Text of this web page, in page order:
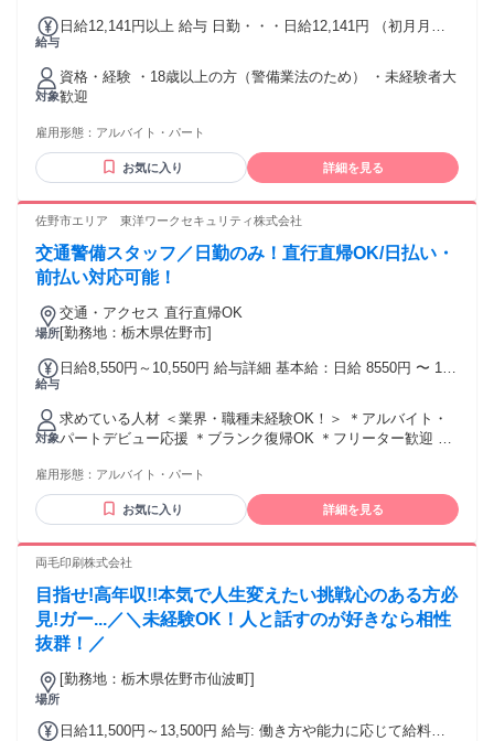
給与
日給12,141円以上 給与 日勤・・・日給12,141円 （初月月収
手当（3日間/20時間で3万円）、精勤手当2万円、入社祝金2万
円含む 【各種手当】 ・精勤手当：1,000円/日 ※週4回以上勤
務の場合 ・資格手当（交通誘導警備業務資格手当 300円～
1000円/日） ・研修手当：3日間/20時間 30,000円 ・入社祝
い（毎週水曜） ※勤務日数によって規定あり ★月払い（毎月
25日） 給料前払いシステムの利用も可能！
対象
資格・経験 ・18歳以上の方（警備業法のため） ・未経験者大
歓迎
雇用形態： アルバイト・パート
お気に入り 詳細を見る
佐野市エリア 東洋ワークセキュリティ株式会社
交通警備スタッフ／日勤のみ！直行直帰OK/日払い・
前払い対応可能！
場所
交通・アクセス 直行直帰OK
[勤務地：栃木県佐野市]
給与
日給8,550円～10,550円 給与詳細 基本給：日給 8550円 〜 1万
る通勤・皆勤・家族手当金額：なし 全員に一律で支払われる
その他手当金額：なし ※経験や能力を考慮し決定 ◆交通費規
定支給 ◆遠方手当あり ◆日払い・週払いOK(規定)
対象
求めている人材 ＜業界・職種未経験OK！＞ ＊アルバイト・
パートデビュー応援 ＊ブランク復帰OK ＊フリーター歓迎 ＊
資格不問 ＜下記の経験や資格があれば尚可＞ ◇普通自動車免
許 ◇警備業務経験 ◇交通誘導警備1級・2級 ◇施設警備1級・
雇用形態： アルバイト・パート
お気に入り 詳細を見る
両毛印刷株式会社
目指せ!高年収!!本気で人生変えたい挑戦心のある方必
見!ガー...／＼未経験OK！人と話すのが好きなら相性
抜群！／
場所
[勤務地：栃木県佐野市仙波町]
日給11,500円～13,500円 給与: 働き方や能力に応じて給料が